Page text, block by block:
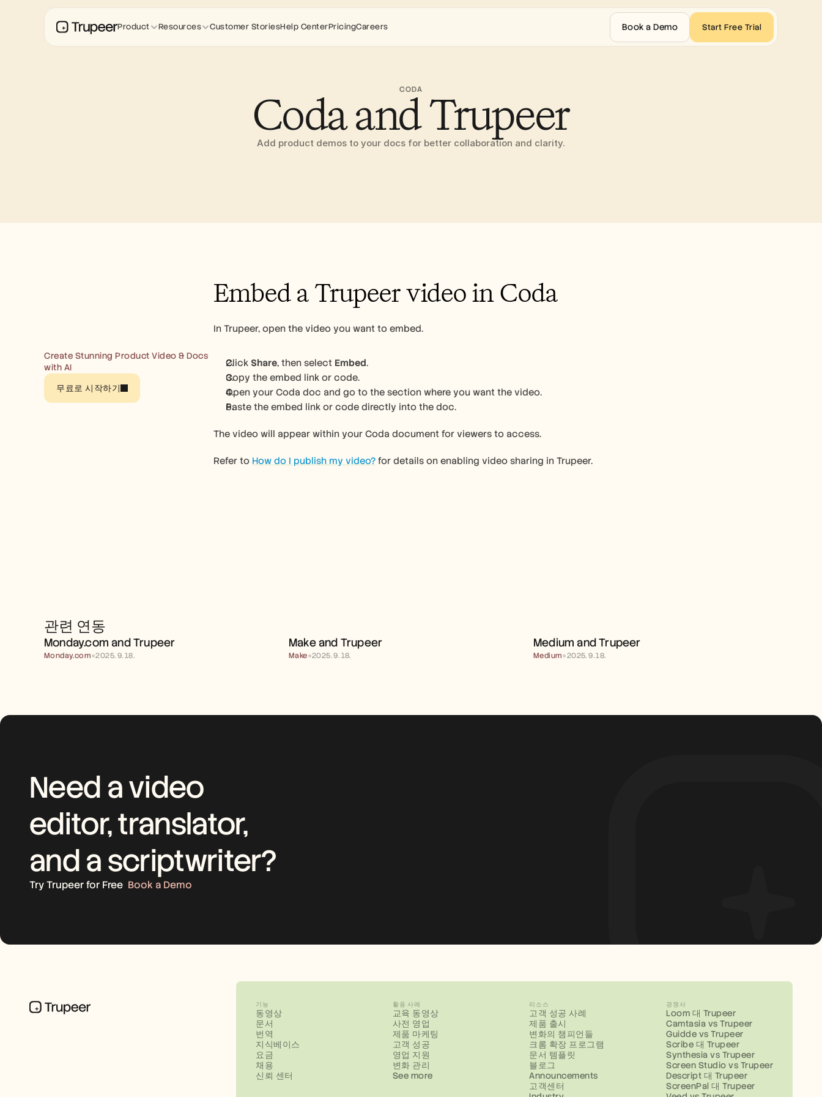
CODA
Coda and Trupeer
Add product demos to your docs for better collaboration and clarity.
Create Stunning Product Video & Docs
with AI
무료로 시작하기
Embed a Trupeer video in Coda
In Trupeer, open the video you want to embed.
Click Share, then select Embed.
Copy the embed link or code.
Open your Coda doc and go to the section where you want the video.
Paste the embed link or code directly into the doc.
The video will appear within your Coda document for viewers to access.
Refer to How do I publish my video? for details on enabling video sharing in Trupeer.
관련 연동MONDAY.COM AND TRUPEER
Monday.com and Trupeer
Monday.com●2025. 9. 18.
Make and Trupeer
Make●2025. 9. 18.
MEDIUM AND TRUPEER
Medium and Trupeer
Medium●2025. 9. 18.
Need a video
editor, translator,
and a scriptwriter?
Try Trupeer for Free Book a Demo
기능
동영상
문서
번역
지식베이스
요금
채용
신뢰 센터
활용 사례
교육 동영상
사전 영업
제품 마케팅
고객 성공
영업 지원
변화 관리
See more
리소스
고객 성공 사례
제품 출시
변화의 챔피언들
크롬 확장 프로그램
문서 템플릿
블로그
Announcements
고객센터
경쟁사
Loom 대 Trupeer
Camtasia vs Trupeer
Guidde vs Trupeer
Scribe 대 Trupeer
Synthesia vs Trupeer
Screen Studio vs Trupeer
Descript 대 Trupeer
ScreenPal 대 Trupeer
Product Resources Customer StoriesHelp CenterPricingCareers Book a Demo Start Free Trial